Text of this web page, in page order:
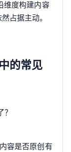
维度构建内容
占据主动。
的常见
容是否原创有